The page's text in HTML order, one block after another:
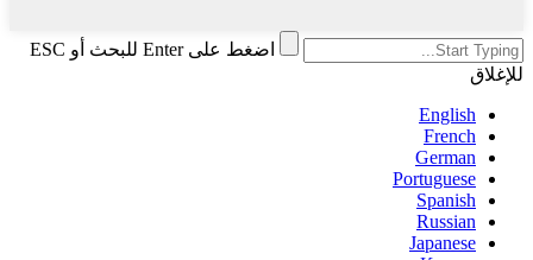
اضغط على Enter للبحث أو ESC
للإغلاق
English
French
German
Portuguese
Spanish
Russian
Japanese